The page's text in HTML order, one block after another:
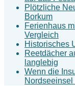
Plötzliche
Borkum
Ferienhaus
Vergleich
Historisches
Reetdächer
langlebig
Wenn die